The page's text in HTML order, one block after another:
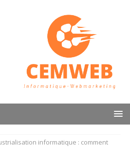
informatique : comment